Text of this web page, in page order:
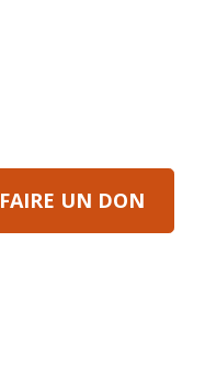
FAIRE UN DON